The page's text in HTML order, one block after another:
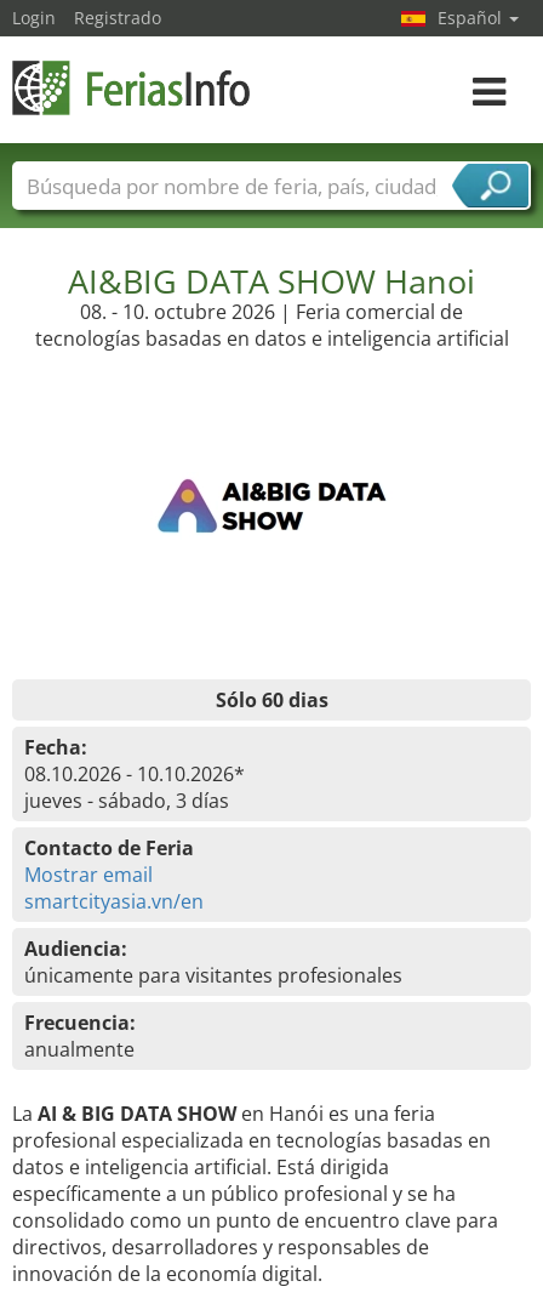
AI&BIG DATA SHOW Hanoi
08. - 10. octubre 2026 | Feria comercial de
tecnologías basadas en datos e inteligencia artificial
Sólo 60 dias
Fecha:
08.10.2026 - 10.10.2026*
jueves - sábado, 3 días
Contacto de Feria
Mostrar email
smartcityasia.vn/en
Audiencia:
únicamente para visitantes profesionales
Frecuencia:
anualmente
La AI & BIG DATA SHOWen Hanói es una feria
profesional especializada en tecnologías basadas en
datos e inteligencia artificial. Está dirigida
específicamente a un público profesional y se ha
consolidado como un punto de encuentro clave para
directivos, desarrolladores y responsables de
innovación de la economía digital.
Login Registrado Español
toggle
Nombres de ferias Países
Ciudades
Sectores de proveedor de servicios